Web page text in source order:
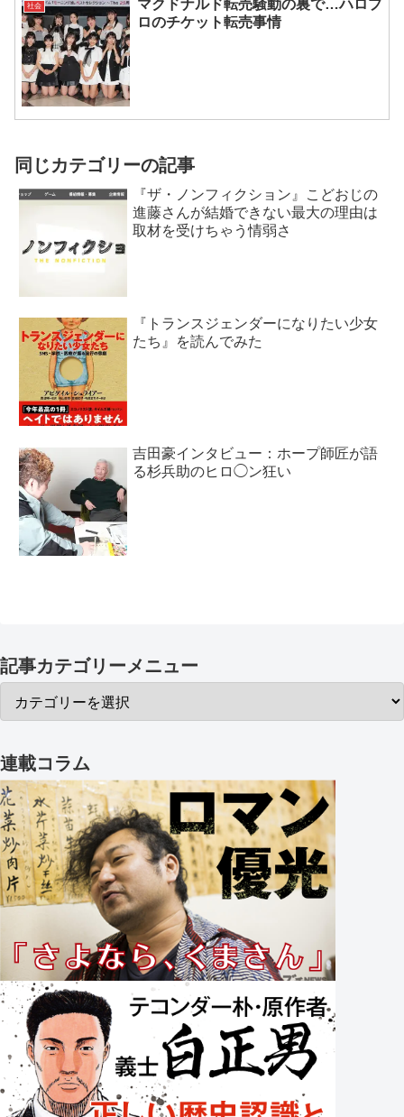
社会
マクドナルド転売騒動の裏で…ハロプ
ロのチケット転売事情
同じカテゴリーの記事
『ザ・ノンフィクション』こどおじの
進藤さんが結婚できない最大の理由は
取材を受けちゃう情弱さ
『トランスジェンダーになりたい少女
たち』を読んでみた
吉田豪インタビュー：ホープ師匠が語
る杉兵助のヒロ◯ン狂い
記事カテゴリーメニュー
連載コラム